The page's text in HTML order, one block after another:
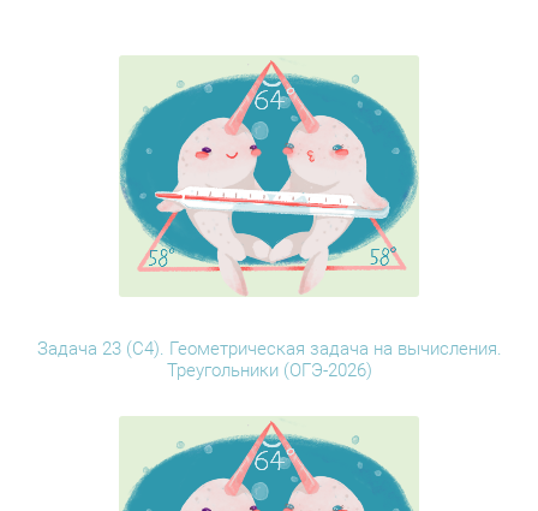
Задача 23 (С4). Геометрическая задача на вычисления.
Треугольники (ОГЭ-2026)